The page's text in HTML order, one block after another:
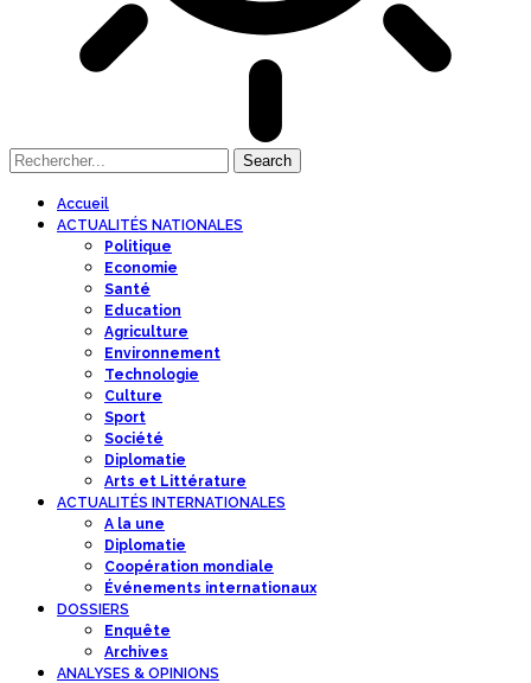
Accueil
ACTUALITÉS NATIONALES
Politique
Economie
Santé
Education
Agriculture
Environnement
Technologie
Culture
Sport
Société
Diplomatie
Arts et Littérature
ACTUALITÉS INTERNATIONALES
A la une
Diplomatie
Coopération mondiale
Événements internationaux
DOSSIERS
Enquête
Archives
ANALYSES & OPINIONS